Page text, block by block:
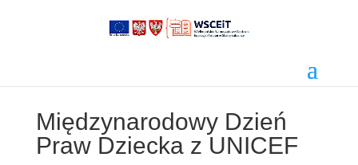
Międzynarodowy Dzień
Praw Dziecka z UNICEF